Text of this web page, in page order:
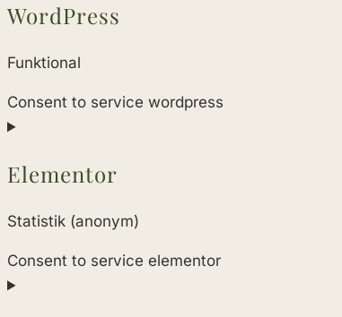
WordPress
Funktional
Consent to service wordpress
Elementor
Statistik (anonym)
Consent to service elementor